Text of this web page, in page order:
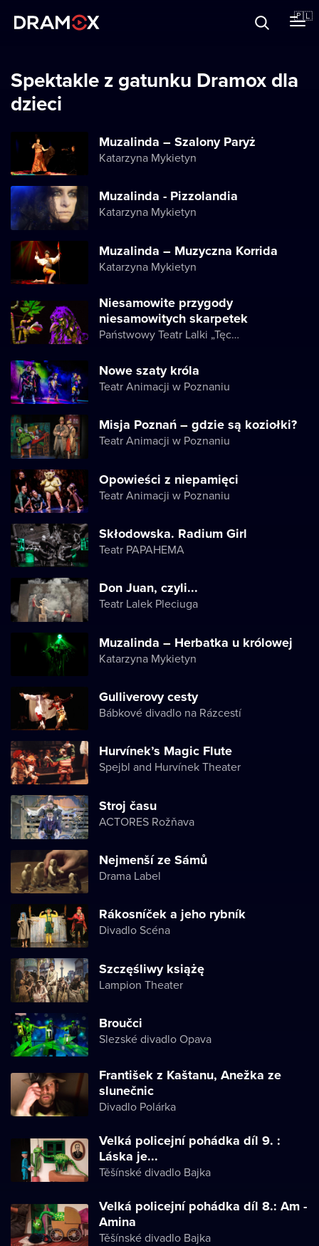
🇵🇱
Zarejestruj się
Spektakle z gatunku Dramox dla
dzieci
Muzalinda – Szalony Paryż
Katarzyna Mykietyn
Muzalinda - Pizzolandia
Katarzyna Mykietyn
Muzalinda – Muzyczna Korrida
Katarzyna Mykietyn
Niesamowite przygody
niesamowitych skarpetek
Państwowy Teatr Lalki „Tęcza”
Nowe szaty króla
Teatr Animacji w Poznaniu
Misja Poznań – gdzie są koziołki?
Teatr Animacji w Poznaniu
Opowieści z niepamięci
Teatr Animacji w Poznaniu
Skłodowska. Radium Girl
Teatr PAPAHEMA
Don Juan, czyli...
Teatr Lalek Pleciuga
Muzalinda – Herbatka u królowej
Katarzyna Mykietyn
Gulliverovy cesty
Bábkové divadlo na Rázcestí
Hurvínek’s Magic Flute
Spejbl and Hurvínek Theater
Stroj času
ACTORES Rožňava
Nejmenší ze Sámů
Drama Label
Rákosníček a jeho rybník
Divadlo Scéna
Szczęśliwy książę
Lampion Theater
Broučci
Slezské divadlo Opava
František z Kaštanu, Anežka ze
slunečnic
Divadlo Polárka
Velká policejní pohádka díl 9. :
Láska je...
Těšínské divadlo Bajka
Velká policejní pohádka díl 8.: Am -
Amina
Těšínské divadlo Bajka